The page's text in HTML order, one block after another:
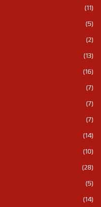
(11)
(5)
(2)
(13)
(16)
(7)
(7)
(7)
(14)
(10)
(28)
(5)
(14)